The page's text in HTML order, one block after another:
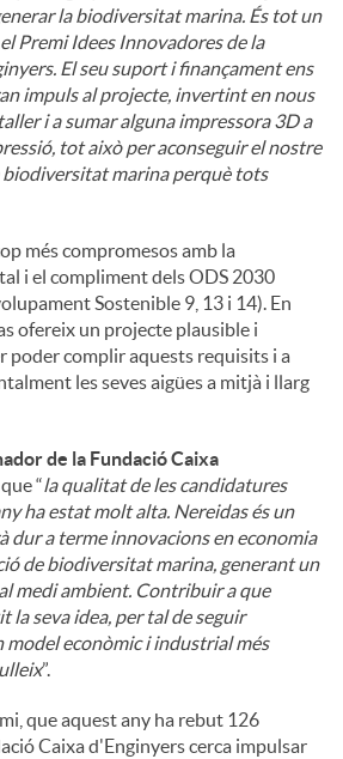
la biodiversitat marina. És tot un
Premi Idees Innovadores de la
El seu suport i finançament ens
impuls al projecte, invertint en nous
i a sumar alguna impressora 3D a
tot això per aconseguir el nostre
marina perquè tots
més compromesos amb la
i el compliment dels ODS 2030
Sostenible 9, 13 i 14). En
ofereix un projecte plausible i
poder complir aquests requisits i a
les seves aigües a mitjà i llarg
de la Fundació Caixa
“la qualitat de les candidatures
ha estat molt alta. Nereidas és un
dur a terme innovacions en economia
de biodiversitat marina, generant un
medi ambient. Contribuir a que
la seva idea, per tal de seguir
model econòmic i industrial més
”.
que aquest any ha rebut 126
Caixa d'Enginyers cerca impulsar